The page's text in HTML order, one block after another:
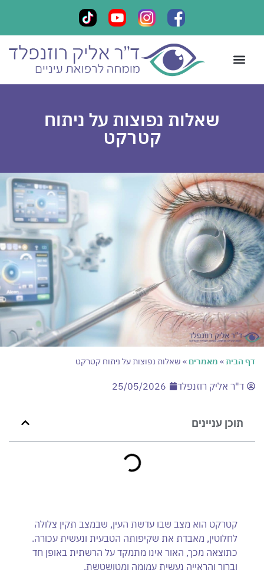
שאלות נפוצות על ניתוח
קטרקט
דף הבית» מאמרים » שאלות נפוצות על ניתוח קטרקט
ד"ר אליק רוזנפלד 25/05/2026
תוכן עניינים
קטרקט הוא מצב שבו עדשת העין, שבמצב תקין צלולה
לחלוטין, מאבדת את שקיפותה הטבעית ונעשית עכורה.
כתוצאה מכך, האור אינו מתמקד על הרשתית באופן חד
וברור והראייה נעשית עמומה ומטושטשת.